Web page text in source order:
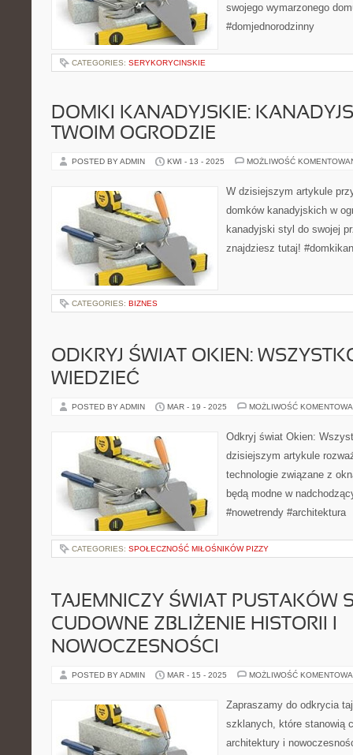
swojego wymarzonego
#domjednorodzinny
CATEGORIES: SERYKORYCINSKIE
DOMKI KANADYJSKIE:
TWOIM OGRODZIE
POSTED BY ADMIN KWI - 13 - 2025 MOŻLIWOŚĆ
W dzisiejszym artykule
domków kanadyjskich w
kanadyjski styl do swojej
znajdziesz tutaj!
CATEGORIES: BIZNES
ODKRYJ ŚWIAT OKIEN:
WIEDZIEĆ
POSTED BY ADMIN MAR - 19 - 2025 MOŻLIWOŚĆ
Odkryj świat Okien:
dzisiejszym artykule
technologie związane z
będą modne w
#nowetrendy #architektura
CATEGORIES: SPOŁECZNOŚĆ MIŁOŚNIKÓW PIZZY
TAJEMNICZY ŚWIAT PUSTAKÓW
CUDOWNE ZBLIŻENIE HISTORII I
NOWOCZESNOŚCI
POSTED BY ADMIN MAR - 15 - 2025 MOŻLIWOŚĆ
Zapraszamy do odkrycia
szklanych, które stanowią
architektury i